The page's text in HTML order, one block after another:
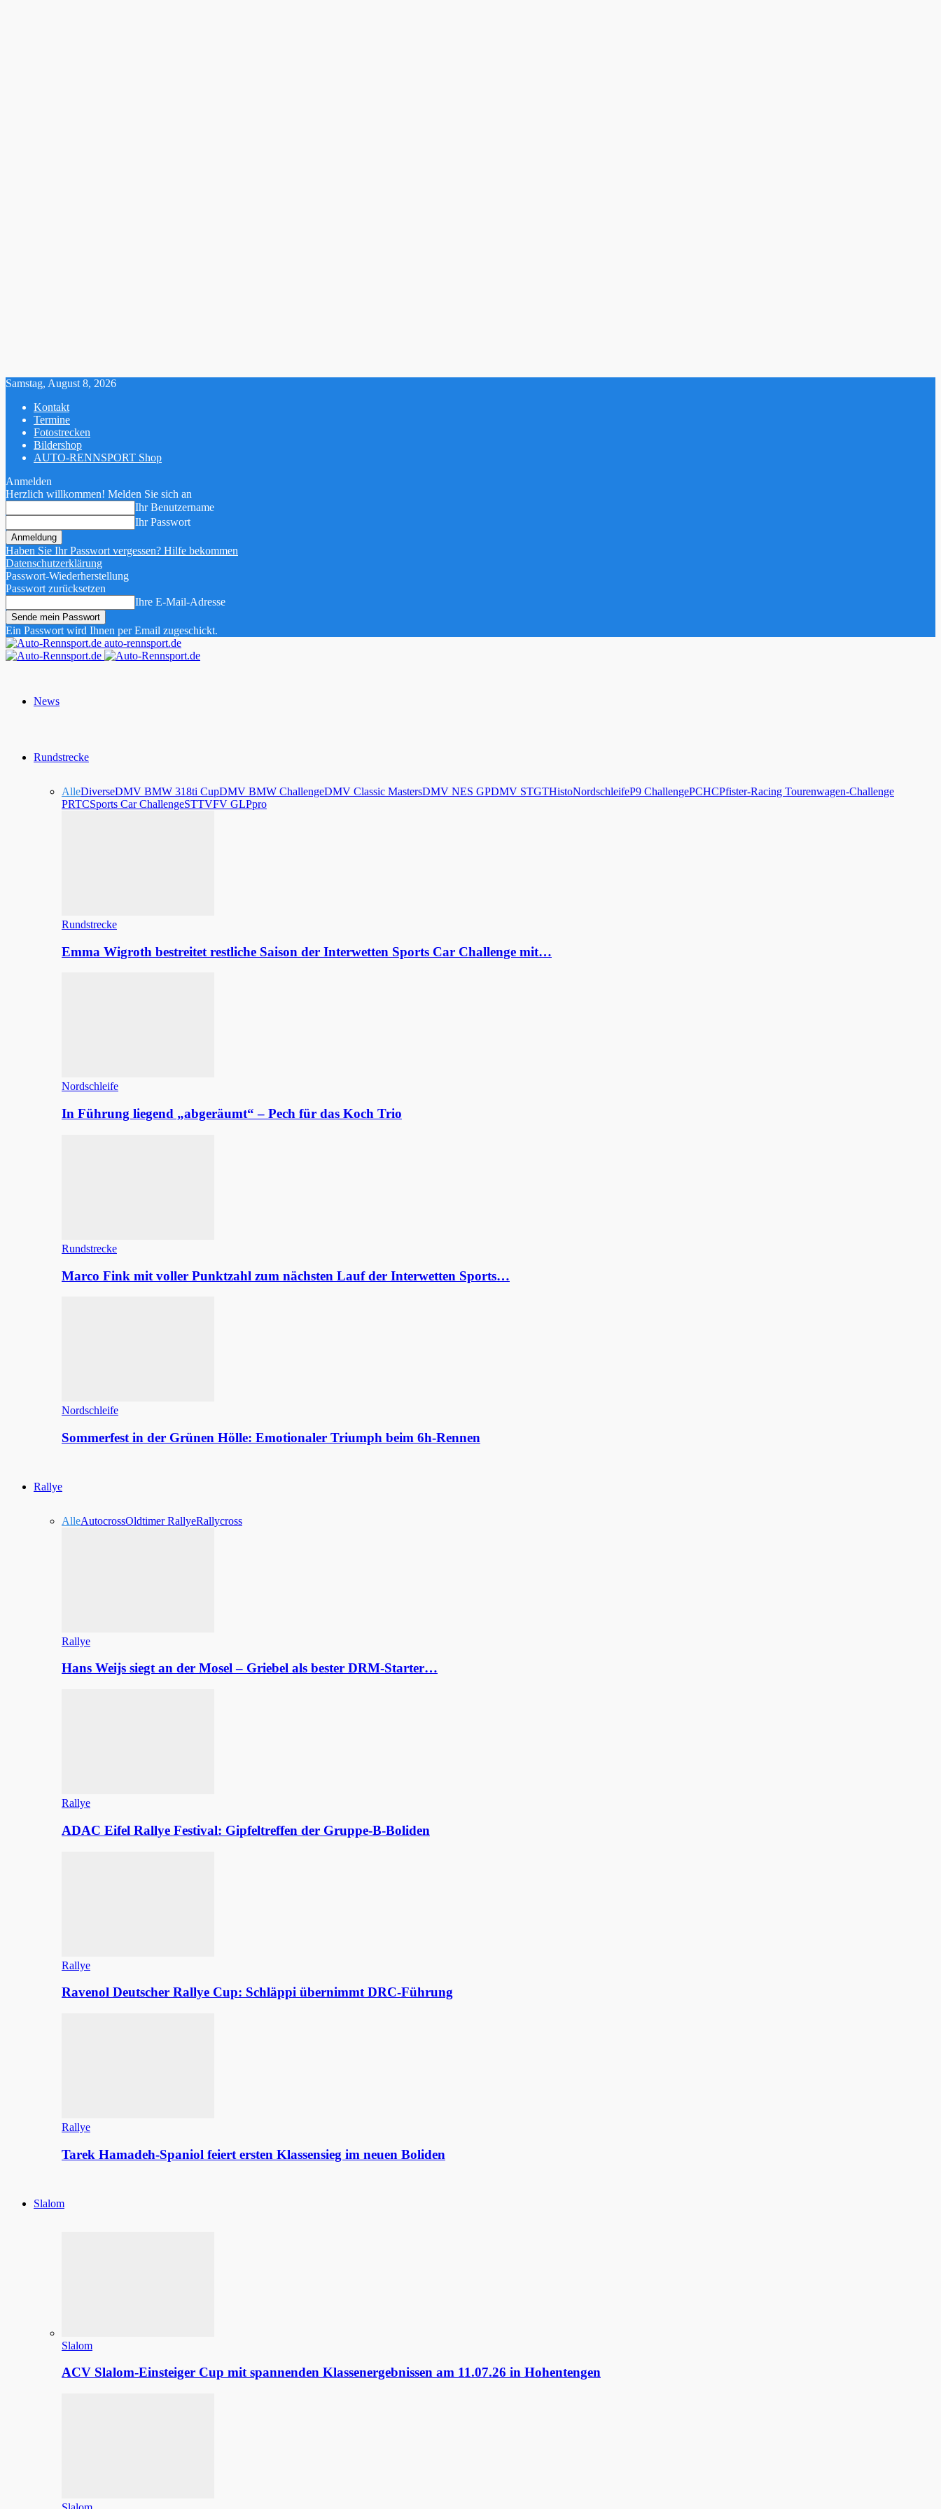
Samstag, August 8, 2026
Kontakt
Termine
Fotostrecken
Bildershop
AUTO-RENNSPORT Shop
Anmelden
Herzlich willkommen! Melden Sie sich an
Ihr Benutzername
Ihr Passwort
Haben Sie Ihr Passwort vergessen? Hilfe bekommen
Datenschutzerklärung
Passwort-Wiederherstellung
Passwort zurücksetzen
Ihre E-Mail-Adresse
Ein Passwort wird Ihnen per Email zugeschickt.
auto-rennsport.de
News
Rundstrecke
AlleDiverseDMV BMW 318ti CupDMV BMW ChallengeDMV Classic MastersDMV NES GPDMV STGTHistoNordschleifeP9 ChallengePCHCPfister-Racing Tourenwagen-Challenge
PRTCSports Car ChallengeSTTVFV GLPpro
Rundstrecke
Emma Wigroth bestreitet restliche Saison der Interwetten Sports Car Challenge mit…
Nordschleife
In Führung liegend „abgeräumt“ – Pech für das Koch Trio
Rundstrecke
Marco Fink mit voller Punktzahl zum nächsten Lauf der Interwetten Sports…
Nordschleife
Sommerfest in der Grünen Hölle: Emotionaler Triumph beim 6h-Rennen
Rallye
AlleAutocrossOldtimer RallyeRallycross
Rallye
Hans Weijs siegt an der Mosel – Griebel als bester DRM-Starter…
Rallye
ADAC Eifel Rallye Festival: Gipfeltreffen der Gruppe-B-Boliden
Rallye
Ravenol Deutscher Rallye Cup: Schläppi übernimmt DRC-Führung
Rallye
Tarek Hamadeh-Spaniol feiert ersten Klassensieg im neuen Boliden
Slalom
Slalom
ACV Slalom-Einsteiger Cup mit spannenden Klassenergebnissen am 11.07.26 in Hohentengen